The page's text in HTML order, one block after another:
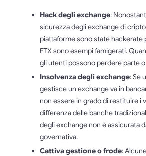
Hack degli exchange:
sicurezza degli exchange di
piattaforme sono state hackerate
FTX sono esempi famigerati.
gli utenti possono perdere parte
Insolvenza degli exchange: Se
gestisce un exchange va in
non essere in grado di restituire i
differenza delle banche
degli exchange non è assicurata
governativa.
Cattiva gestione o frode: